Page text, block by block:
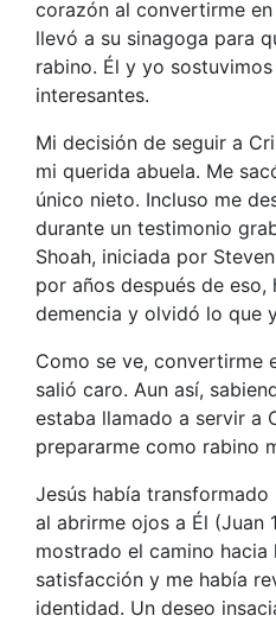
corazón al convertirme
llevó a su sinagoga para
rabino. Él y yo
interesantes.
Mi decisión de seguir a
mi querida abuela. Me
único nieto. Incluso me
durante un testimonio
Shoah, iniciada por
por años después de
demencia y olvidó lo que
Como se ve, convertirme
salió caro. Aun así,
estaba llamado a servir a
prepararme como rabino
Jesús había
al abrirme ojos a Él (Juan
mostrado el camino hacia
satisfacción y me había
identidad. Un deseo